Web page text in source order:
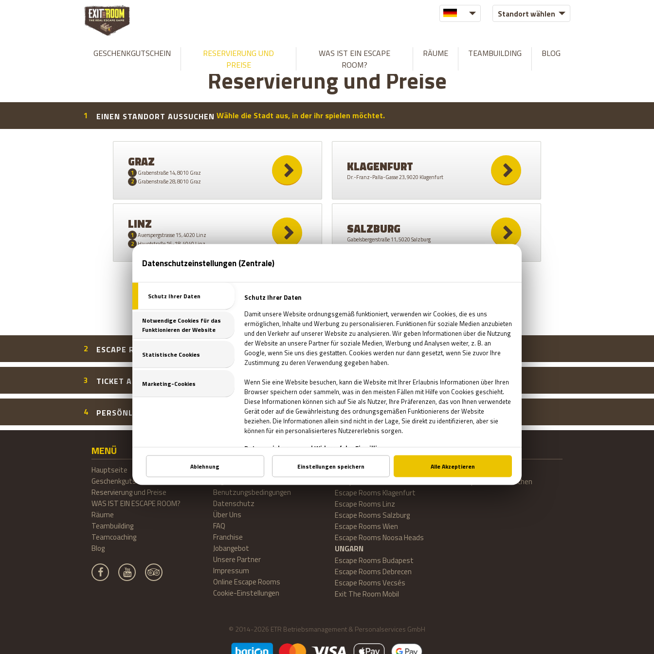
Standort wählen
GESCHENKGUTSCHEIN
RESERVIERUNG UND
PREISE
WAS IST EIN ESCAPE
ROOM?
RÄUME TEAMBUILDING BLOG
Reservierung und Preise
1 EINEN STANDORT AUSSUCHEN Wähle die Stadt aus, in der ihr spielen möchtet.
GRAZ
1 Grabenstraße 14, 8010 Graz
2 Grabenstraße 28, 8010 Graz
KLAGENFURT
Dr.-Franz-Palla-Gasse 23, 9020 Klagenfurt
LINZ
1 Auerspergstrasse 15, 4020 Linz
2 Hauptstraße 16-18, 4040 Linz
SALZBURG
Gabelsbergerstraße 11, 5020 Salzburg
WIEN
Hernalser Gürtel 20, 1080 Wien
2 ESCAPE ROOM WÄHLEN
3 TICKET AUSWÄHLEN / GUTSCHEIN EINLÖSEN
4 PERSÖNLICHE ANGABEN
MENÜ
Hauptseite
Geschenkgutschein
Reservierung und Preise
WAS IST EIN ESCAPE ROOM?
Räume
Teambuilding
Teamcoaching
Blog
WICHTIG
Kontakt
Allgemeine
Benutzungsbedingungen
Datenschutz
Über Uns
FAQ
Franchise
Jobangebot
Unsere Partner
Impressum
Online Escape Rooms
Cookie-Einstellungen
STANDORTE
ÖSTERREICH
Escape Rooms Klagenfurt
Escape Rooms Linz
Escape Rooms Salzburg
Escape Rooms Wien
Escape Rooms Noosa Heads
UNGARN
Escape Rooms Budapest
Escape Rooms Debrecen
Escape Rooms Vecsés
Exit The Room Mobil
DEUTSCHLAND
Escape Rooms München
© 2014-2026 ETR Betriebsmanagement & Personalservices GmbH